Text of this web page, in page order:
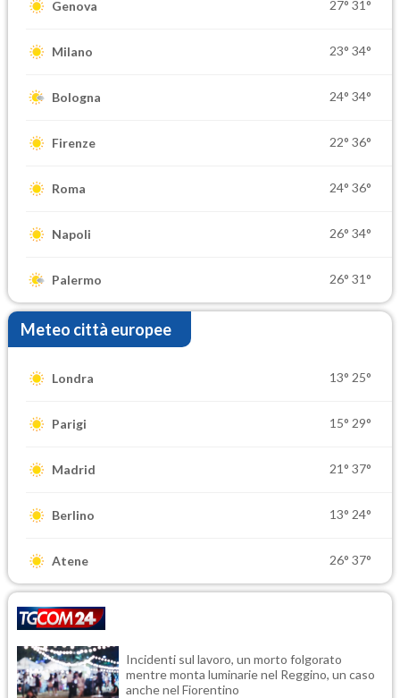
Genova 27° 31°
Milano 23° 34°
Bologna 24° 34°
Firenze 22° 36°
Roma 24° 36°
Napoli 26° 34°
Palermo 26° 31°
Meteo città europee
Londra 13° 25°
Parigi 15° 29°
Madrid 21° 37°
Berlino 13° 24°
Atene 26° 37°
Incidenti sul lavoro, un morto folgorato
mentre monta luminarie nel Reggino, un caso
anche nel Fiorentino